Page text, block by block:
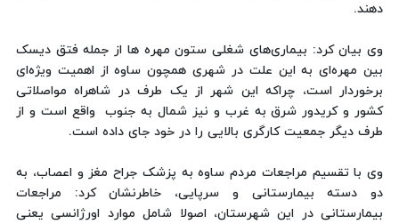
دهند.
وی بیان کرد: بیماری‌های شغلی ستون مهره‌ ها از جمله فتق دیسک
بین مهره‌ای به این علت در شهری همچون ساوه از اهمیت ویژه‌ای
برخوردار است، چراکه این شهر از یک طرف در شاهراه مواصلاتی
کشور و کریدور شرق به غرب و نیز شمال به جنوب واقع است و از
طرف دیگر جمعیت کارگری بالایی را در خود جای داده است.
وی با تقسیم مراجعات مردم ساوه به پزشک جراح مغز و اعصاب، به
دو دسته بیمارستانی و سرپایی، خاطرنشان کرد: مراجعات
بیمارستانی در این شهرستان، اصولا شامل موارد اورژانسی یعنی